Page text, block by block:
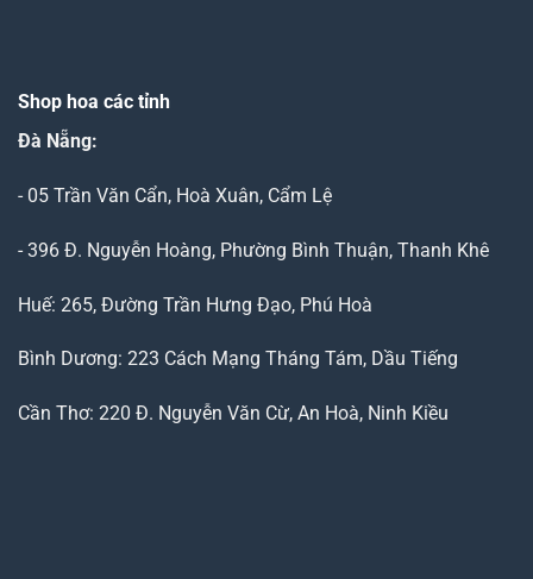
Shop hoa các tỉnh
Đà Nẵng:
- 05 Trần Văn Cẩn, Hoà Xuân, Cẩm Lệ
- 396 Đ. Nguyễn Hoàng, Phường Bình Thuận, Thanh Khê
Huế: 265, Đường Trần Hưng Đạo, Phú Hoà
Bình Dương: 223 Cách Mạng Tháng Tám, Dầu Tiếng
Cần Thơ: 220 Đ. Nguyễn Văn Cừ, An Hoà, Ninh Kiều